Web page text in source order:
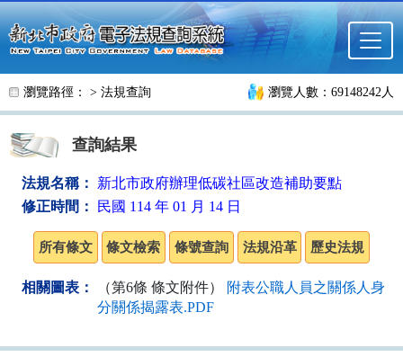
跳至主要內容
瀏覽路徑： > 法規查詢 瀏覽人數：69148242人
查詢結果
法規名稱：
新北市政府辦理低碳社區改造補助要點
修正時間：
民國 114 年 01 月 14 日
相關圖表： （第6條 條文附件）
附表公職人員之關係人身
分關係揭露表.PDF